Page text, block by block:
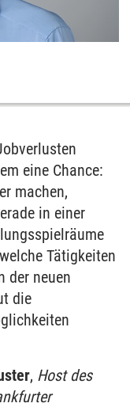
eine Chance:
machen,
in einer
Tätigkeiten
der neuen
die
, Host des